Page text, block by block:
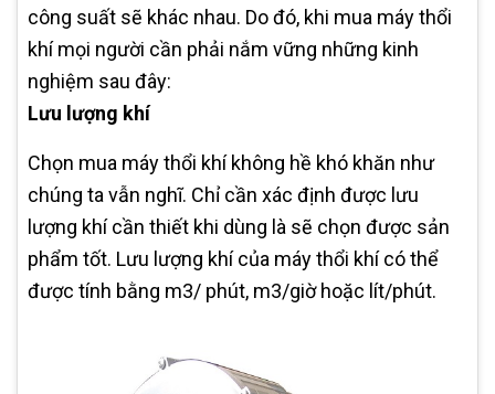
công suất sẽ khác nhau. Do đó, khi mua máy thổi
khí mọi người cần phải nắm vững những kinh
nghiệm sau đây:
Lưu lượng khí
Chọn mua máy thổi khí không hề khó khăn như
chúng ta vẫn nghĩ. Chỉ cần xác định được lưu
lượng khí cần thiết khi dùng là sẽ chọn được sản
phẩm tốt. Lưu lượng khí của máy thổi khí có thể
được tính bằng m3/ phút, m3/giờ hoặc lít/phút.